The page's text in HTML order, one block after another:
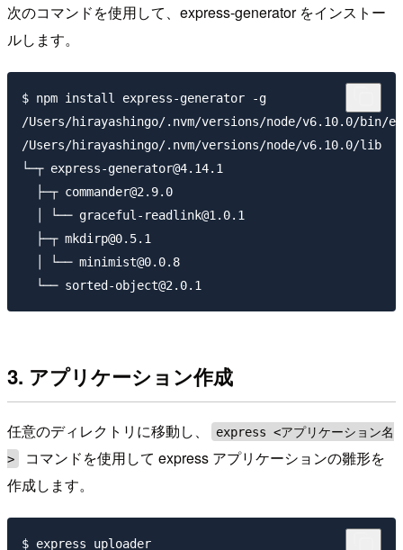
次のコマンドを使用して、express-generator をインストー
ルします。
$ npm install express-generator -g
/Users/hirayashingo/.nvm/versions/node/v6.10.0/bin/
/Users/hirayashingo/.nvm/versions/node/v6.10.0/lib
└─┬ express-generator@4.14.1
  ├─┬ commander@2.9.0
  │ └── graceful-readlink@1.0.1
  ├─┬ mkdirp@0.5.1
  │ └── minimist@0.0.8
3. アプリケーション作成
任意のディレクトリに移動し、
express <アプリケーション名
>
コマンドを使用して express アプリケーションの雛形を
作成します。
$ express uploader